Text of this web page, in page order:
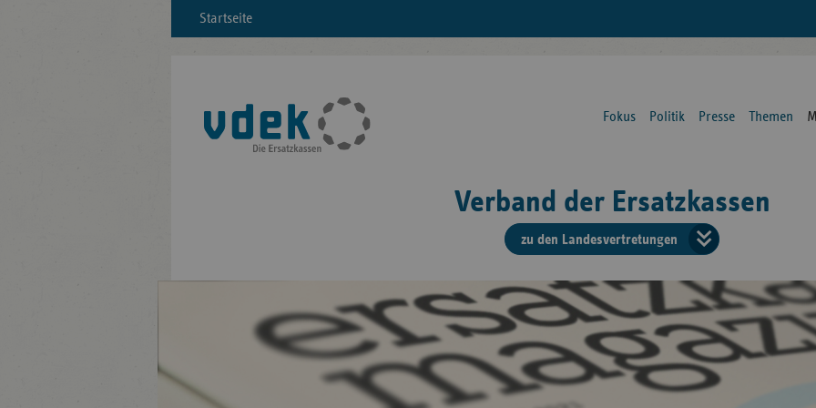
Startseite
Fokus Politik Presse Themen
Verband der Ersatzkassen
zu den Landesvertretungen
der